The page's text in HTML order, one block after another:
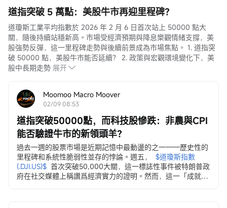
道指突破 5 萬點：美股牛市再迎里程碑？
道瓊斯工業平均指數於 2026 年 2 月 6 日首次站上 50000 點大
關，隨後持續站穩新高。市場受經濟預期與降息樂觀情緒支撐，美
股強勢反彈，這一里程碑走勢與後續前景成為市場焦點。 1. 道指突
破 50000 點，美股牛市能否延續？ 2. 政策與宏觀環境變化下，美
股中長期走勢 展开
Moomoo Macro Moover
02/09 08:53
道指突破50000點，而科技股慘跌：非農與CPI
能否驗證牛市的新領頭羊？
過去一週的股票市場是近期記憶中最動盪的之一——歷史性的
里程碑和系統性脆弱性並存的悖論。週五，
$道瓊斯指數
(.DJI.US)$ 首次突破50,000大關，這一標誌性事件被特朗普政
府在社交媒體上稱讚爲經濟實力的證明。然而，這一「成就」